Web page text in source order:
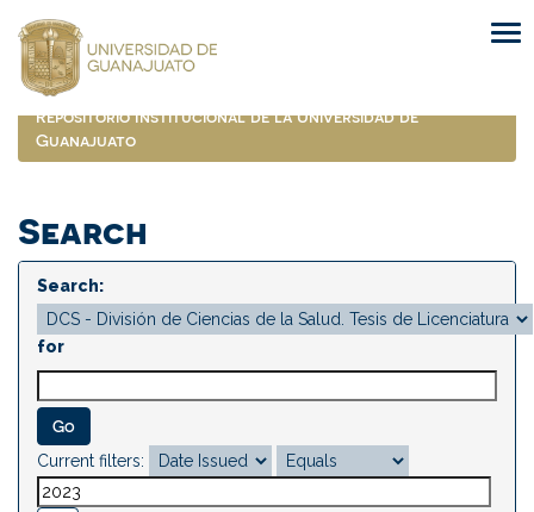
navigation
Repositorio Institucional de la Universidad de
Guanajuato
Search
Search:
for
Current filters: